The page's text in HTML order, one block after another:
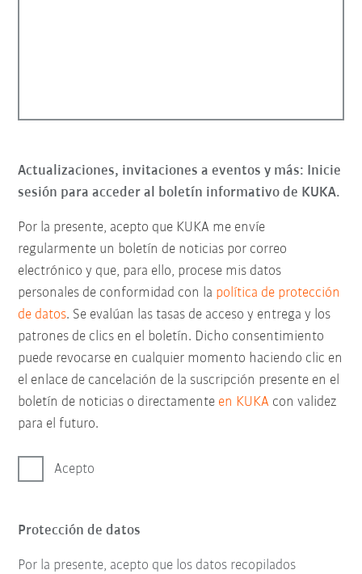
Actualizaciones, invitaciones a eventos y más: Inicie
sesión para acceder al boletín informativo de KUKA.
Por la presente, acepto que KUKA me envíe
regularmente un boletín de noticias por correo
electrónico y que, para ello, procese mis datos
personales de conformidad con la política de protección
de datos. Se evalúan las tasas de acceso y entrega y los
patrones de clics en el boletín. Dicho consentimiento
puede revocarse en cualquier momento haciendo clic en
el enlace de cancelación de la suscripción presente en el
boletín de noticias o directamente en KUKA con validez
para el futuro.
Acepto
Protección de datos
Por la presente, acepto que los datos recopilados